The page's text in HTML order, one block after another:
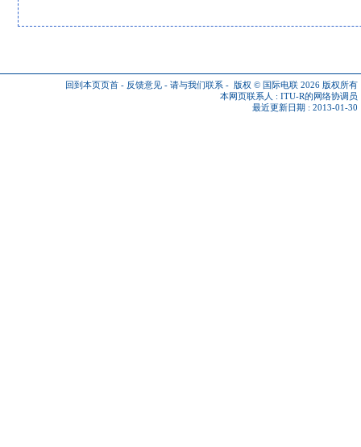
回到本页页首 - 反馈意见 - 请与我们联系 - 版权 © 国际电联 2026 版权所有
本网页联系人 : ITU-R的网络协调员
最近更新日期 : 2013-01-30